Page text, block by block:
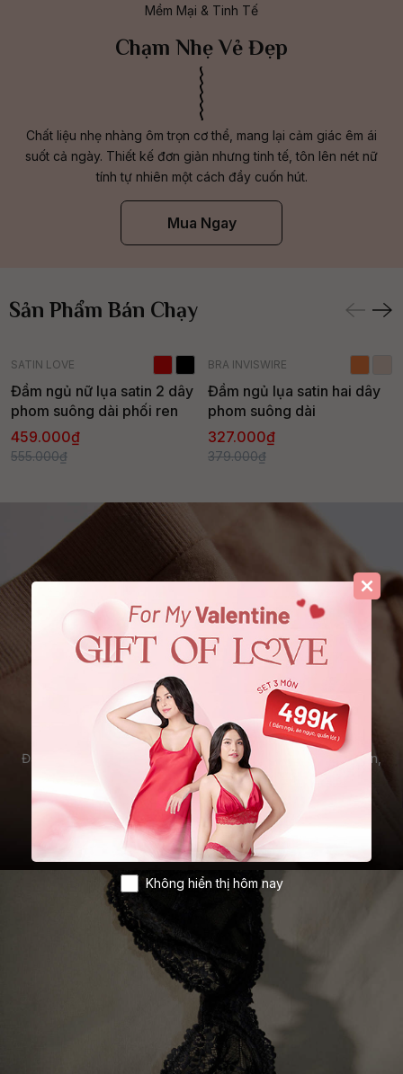
Mềm Mại & Tinh Tế
Chạm Nhẹ Vẻ Đẹp
Chất liệu nhẹ nhàng ôm trọn cơ thể, mang lại cảm giác êm ái
suốt cả ngày. Thiết kế đơn giản nhưng tinh tế, tôn lên nét nữ
tính tự nhiên một cách đầy cuốn hút.
Mua Ngay
Sản Phẩm Bán Chạy
- 17%
SATIN LOVE
Đầm ngủ nữ lụa satin 2 dây
phom suông dài phối ren
459.000₫
555.000₫
- 14%
BRA INVISWIRE
Đầm ngủ lụa satin hai dây
phom suông dài
327.000₫
379.000₫
Làm Mới Tủ Đồ Lót
Đã đến lúc thay đổi - sẵn sàng cho mỗi ngày. Nhẹ nhàng hơn,
thoải mái hơn và luôn tôn lên vẻ đẹp tự nhiên của bạn.
Mua Sắm Ngay
Không hiển thị hôm nay